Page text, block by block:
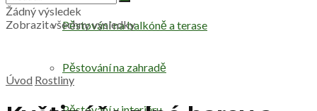
Pěstování na balkóně a terase
Pěstování na zahradě
Žádný výsledek
Zobrazit všechny výsledky
Úvod Rostliny